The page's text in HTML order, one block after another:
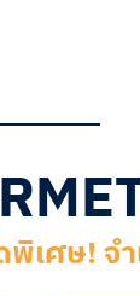
พิเศษ! จ